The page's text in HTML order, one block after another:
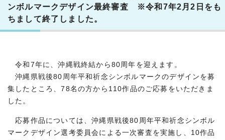
ンボルマークデザイン最終審査 ※令和7年2月2日をも
ちまして終了しました。
令和7年に、沖縄戦終結から80周年を迎えます。
沖縄県戦後80周年平和祈念シンボルマークのデザインを募
集したところ、78名の方から110作品のご応募をいただきま
した。
応募作品については、沖縄県戦後80周年平和祈念シンボル
マークデザイン選考委員会による一次審査を実施し、10作品